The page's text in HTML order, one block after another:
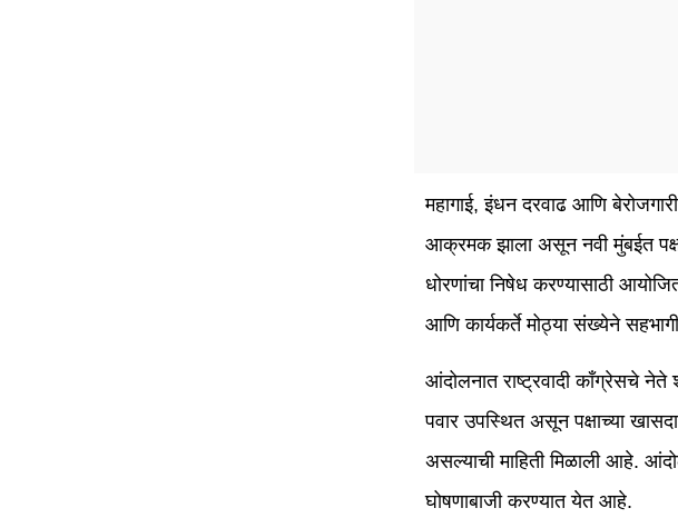
महागाई, इंधन दरवाढ आणि
आक्रमक झाला असून नवी मुंबईत
धोरणांचा निषेध करण्यासाठी
आणि कार्यकर्ते मोठ्या संख्येने
आंदोलनात राष्ट्रवादी काँग्रेसचे
पवार उपस्थित असून पक्षाच्या
असल्याची माहिती मिळाली आहे.
घोषणाबाजी करण्यात येत आहे.